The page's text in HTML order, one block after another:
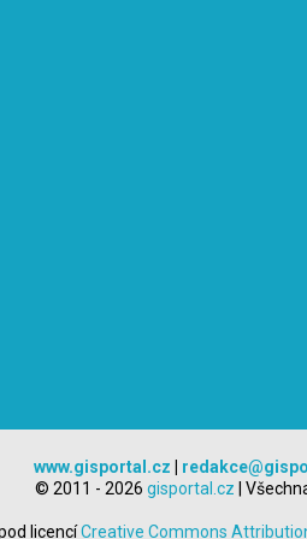
www.gisportal.cz |
© 2011 - 2026 gisportal.cz |
licencíCreative Commons